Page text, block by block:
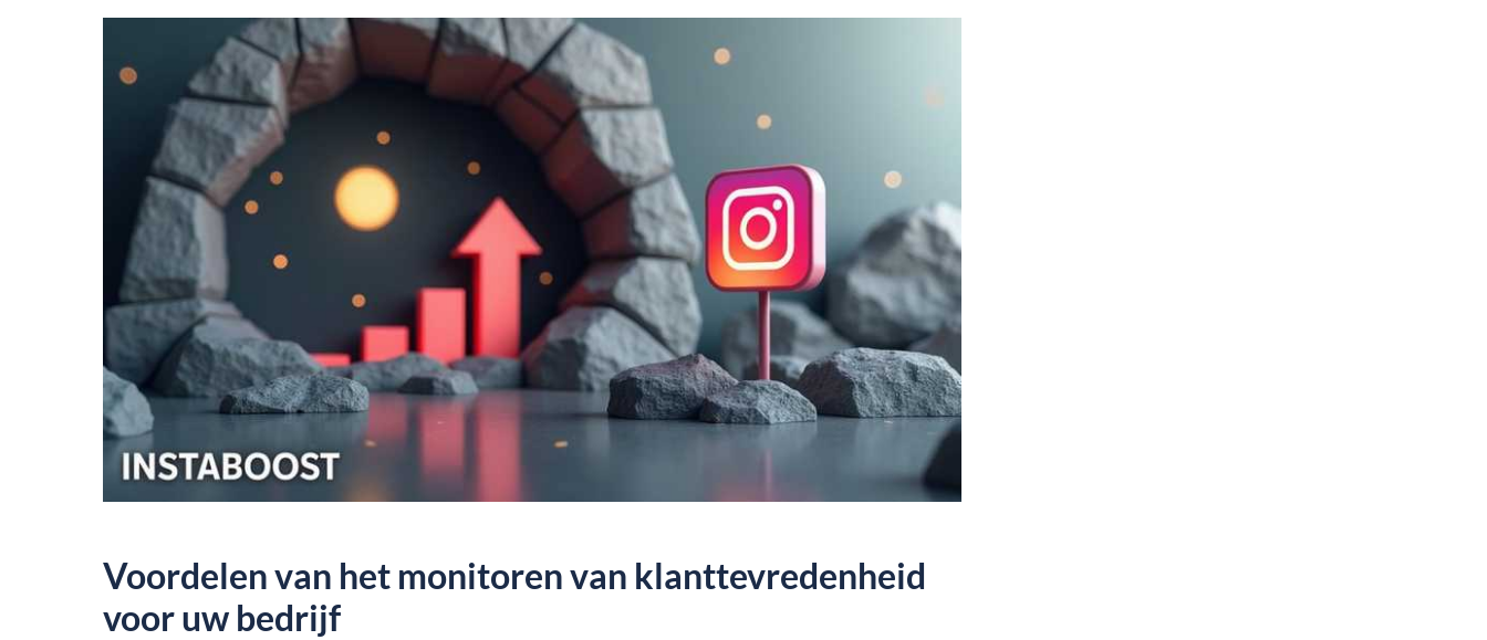
Voordelen van het monitoren van klanttevredenheid
voor uw bedrijf